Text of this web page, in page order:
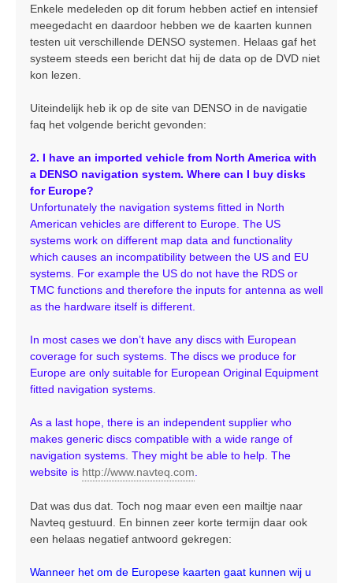
r
h
t
Enkele medeleden op dit forum hebben actief en intensief
meegedacht en daardoor hebben we de kaarten kunnen
testen uit verschillende DENSO systemen. Helaas gaf het
systeem steeds een bericht dat hij de data op de DVD niet
kon lezen.
Uiteindelijk heb ik op de site van DENSO in de navigatie
faq het volgende bericht gevonden:
2. I have an imported vehicle from North America with
a DENSO navigation system. Where can I buy disks
for Europe?
Unfortunately the navigation systems fitted in North
American vehicles are different to Europe. The US
systems work on different map data and functionality
which causes an incompatibility between the US and EU
systems. For example the US do not have the RDS or
TMC functions and therefore the inputs for antenna as well
as the hardware itself is different.
In most cases we don’t have any discs with European
coverage for such systems. The discs we produce for
Europe are only suitable for European Original Equipment
fitted navigation systems.
As a last hope, there is an independent supplier who
makes generic discs compatible with a wide range of
navigation systems. They might be able to help. The
website is http://www.navteq.com
Dat was dus dat. Toch nog maar even een mailtje naar
Navteq gestuurd. En binnen zeer korte termijn daar ook
een helaas negatief antwoord gekregen:
Wanneer het om de Europese kaarten gaat kunnen wij u